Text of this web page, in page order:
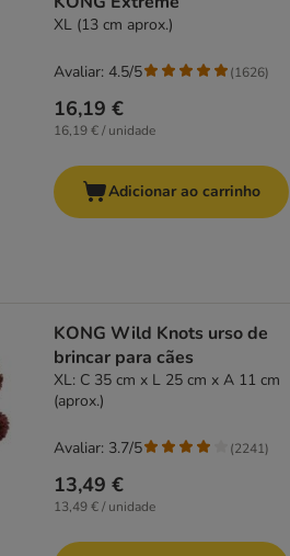
XL (13 cm aprox.)
16,19 €
16,19 € / unidade
Avaliar: 4.5/5 (1626)
Adicionar ao carrinho
KONG Wild Knots urso de
brincar para cães
XL: C 35 cm x L 25 cm x A 11 cm
(aprox.)
13,49 €
13,49 € / unidade
Avaliar: 3.7/5 (2241)